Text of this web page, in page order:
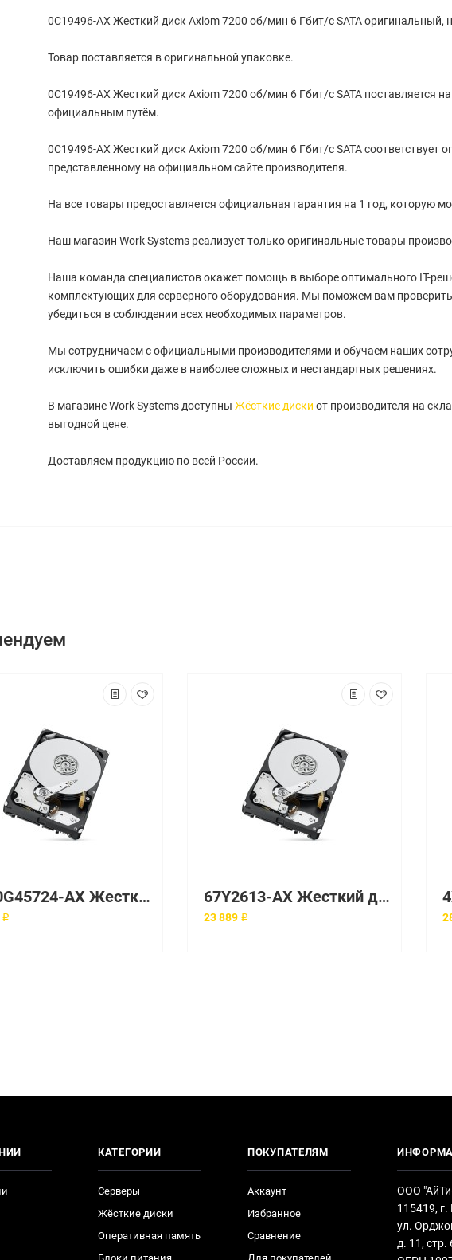
0C19496-AX Жесткий диск Axiom 7200 об/мин 6 Гбит/с SATA оригинальный,
Товар поставляется в оригинальной упаковке.
0C19496-AX Жесткий диск Axiom 7200 об/мин 6 Гбит/с SATA поставляется
официальным путём.
0C19496-AX Жесткий диск Axiom 7200 об/мин 6 Гбит/с SATA соответствует
представленному на официальном сайте производителя.
На все товары предоставляется официальная гарантия на 1 год, которую
Наш магазин Work Systems реализует только оригинальные товары
Наша команда специалистов окажет помощь в выборе оптимального IT-
комплектующих для серверного оборудования. Мы поможем вам
убедиться в соблюдении всех необходимых параметров.
Мы сотрудничаем с официальными производителями и обучаем наших
исключить ошибки даже в наиболее сложных и нестандартных решениях.
В магазине Work Systems доступны Жёсткие диски от производителя на
выгодной цене.
Доставляем продукцию по всей России.
4XB0G45724-AX Жесткий диск Axiom 2.5" 10000 об/мин 6 Гбит/с
₽
67Y2613-AX Жесткий диск Axiom 3.5" 7200 об/мин
23 889 ₽
КАТЕГОРИИ
Серверы
Жёсткие диски
Оперативная память
ПОКУПАТЕЛЯМ
Аккаунт
Избранное
Сравнение
ООО
115419,
ул.
д. 11, стр.